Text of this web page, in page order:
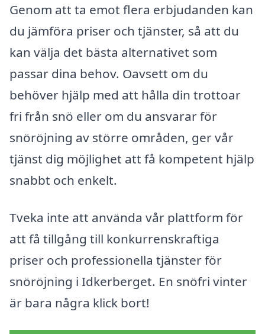
Genom att ta emot flera erbjudanden kan
du jämföra priser och tjänster, så att du
kan välja det bästa alternativet som
passar dina behov. Oavsett om du
behöver hjälp med att hålla din trottoar
fri från snö eller om du ansvarar för
snöröjning av större områden, ger vår
tjänst dig möjlighet att få kompetent hjälp
snabbt och enkelt.
Tveka inte att använda vår plattform för
att få tillgång till konkurrenskraftiga
priser och professionella tjänster för
snöröjning i Idkerberget. En snöfri vinter
är bara några klick bort!